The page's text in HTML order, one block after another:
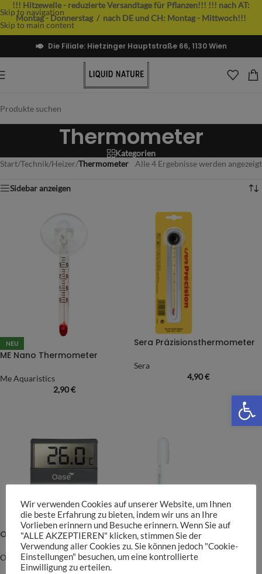
Skip to navigation
Skip to main content
!!! Hitzewelle - reduzierte Versandtage für Pflanzen!!! !!! nach AT:
Montag - Donnerstag / nach DE und CH: Montag - Mittwoch!!!
Die Filiale: Hietzinger Hauptstraße 66, 1130 Wien
Thermometer
Kategorien
Start/Technik/Heizer/Thermometer Alle 4 Ergebnisse werden angezeigt
Sidebar anzeigen
NEU
ME Nano Thermometer
Me Aquaristics
2,90€
Sera Präzisionsthermometer
Sera
4,90€
Oase Digitales Thermometer
Oase
13,95€
ADA NA-Thermometer
ADA
Wir verwenden Cookies auf unserer Website, um Ihnen
die beste Erfahrung zu bieten, indem wir uns an Ihre
Vorlieben erinnern und Besuche erinnern. Wenn Sie auf
"ALLE AKZEPTIEREN" klicken, stimmen Sie der
Verwendung aller Cookies zu. Sie können jedoch "Cookie-
Einstellungen" besuchen, um eine kontrollierte
Einwilligung zu erteilen.